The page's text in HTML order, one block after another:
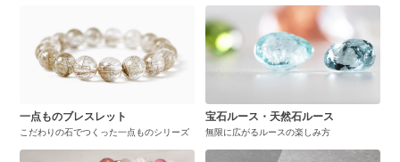
一点ものブレスレット
こだわりの石でつくった一点ものシリーズ
宝石ルース・天然石ルース
無限に広がるルースの楽しみ方